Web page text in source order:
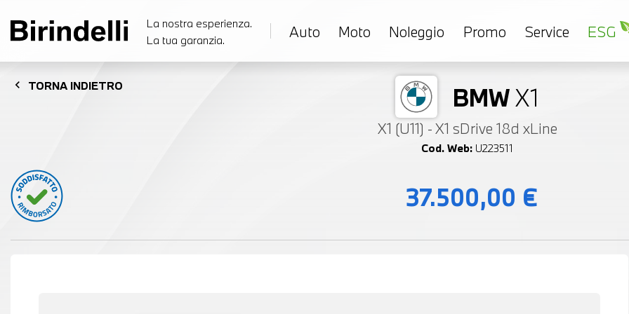
La nostra esperienza.
La tua garanzia.
Auto Moto Noleggio Promo Service ESG
chevron_left TORNA INDIETRO BMWX1
X1 (U11) - X1 sDrive 18d xLine
Cod. Web: U223511
37.500,00 €